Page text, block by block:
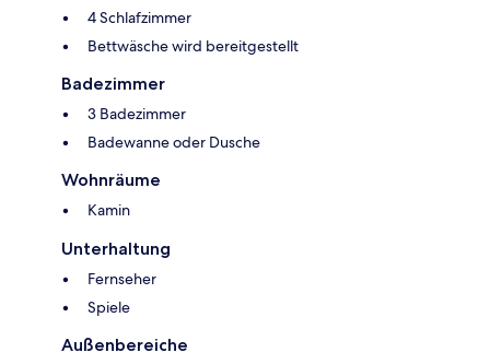
4 Schlafzimmer
Bettwäsche wird bereitgestellt
Badezimmer
3 Badezimmer
Badewanne oder Dusche
Wohnräume
Kamin
Unterhaltung
Fernseher
Spiele
Außenbereiche